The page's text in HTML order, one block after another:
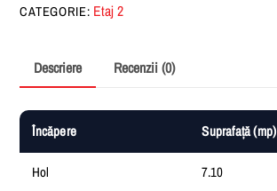
CATEGORIE: Etaj 2
Descriere Recenzii (0)
Încăpere Suprafață (mp)
Hol 7.10